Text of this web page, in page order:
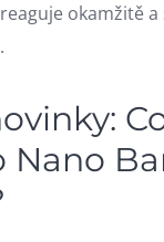
okamžitě
Nano